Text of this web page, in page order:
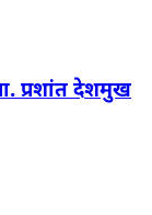
प्रशांत देशमुख